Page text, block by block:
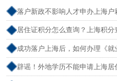
落户新政不影响人才申办上海户
居住证积分怎么查询？上海积
哪查）
成功落户上海后，如何办理《
创业落户）
辟谣！外地学历不能申请上海